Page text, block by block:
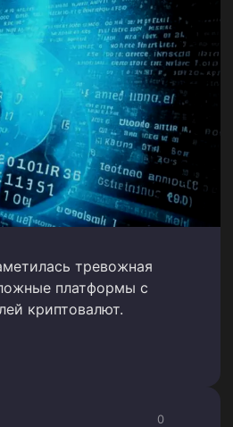
тревожная
платформы с
криптовалют.
0